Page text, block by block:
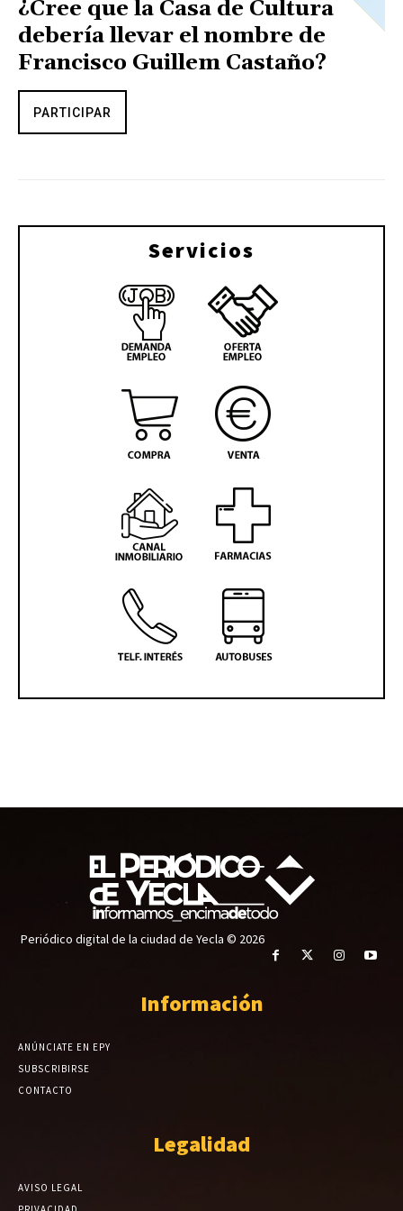
¿Cree que la Casa de Cultura
debería llevar el nombre de
Francisco Guillem Castaño?
PARTICIPAR
Servicios
Periódico digital de la ciudad de Yecla © 2026
Información
ANÚNCIATE EN EPY
SUBSCRIBIRSE
CONTACTO
Legalidad
AVISO LEGAL